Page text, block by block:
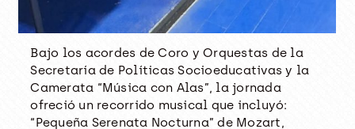
Bajo los acordes de Coro y Orquestas de la
Secretaría de Políticas Socioeducativas y la
Camerata “Música con Alas”, la jornada
ofreció un recorrido musical que incluyó:
“Pequeña Serenata Nocturna” de Mozart,